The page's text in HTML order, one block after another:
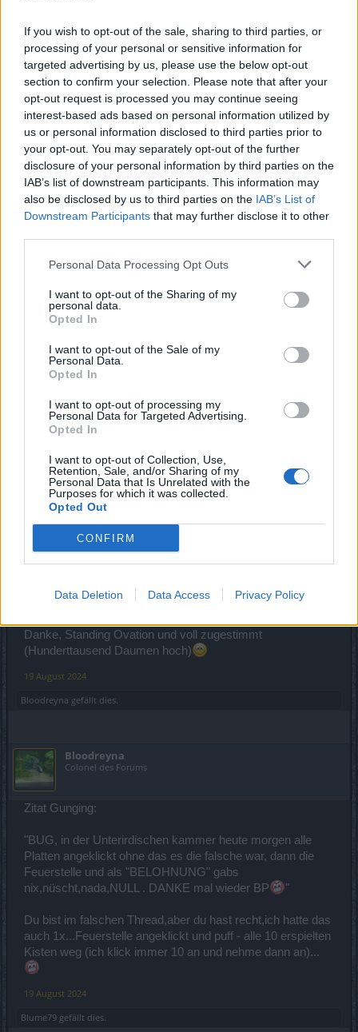
If you wish to opt-out of the sale, sharing to third parties, or
processing of your personal or sensitive information for
targeted advertising by us, please use the below opt-out
section to confirm your selection. Please note that after your
opt-out request is processed you may continue seeing
interest-based ads based on personal information utilized by
us or personal information disclosed to third parties prior to
your opt-out. You may separately opt-out of the further
disclosure of your personal information by third parties on the
IAB’s list of downstream participants. This information may
also be disclosed by us to third parties on the IAB’s List of
Downstream Participants that may further disclose it to other
Personal Data Processing Opt Outs
I want to opt-out of the Sharing of my
personal data.
Opted In
I want to opt-out of the Sale of my
Personal Data.
Opted In
I want to opt-out of processing my
Personal Data for Targeted Advertising.
Opted In
I want to opt-out of Collection, Use,
Retention, Sale, and/or Sharing of my
Personal Data that Is Unrelated with the
Purposes for which it was collected.
Opted Out
CONFIRM
Data Deletion Data Access Privacy Policy
Anreiz, als für Ander sinnlose (wie ein Freund schreibt)
Glückskisten zu verkaufen.
Bitte BP, bringt für die Münzen und Token, nützliche Dinge
zu den Händlern, um Sie umzusetzten!!
Es ist leider so, daß immer neue Währungen ins Spiel
gebracht werden und schon beim 2. Mal
gibt es nix nützliches dafür!
18 August 2024
steffenfuerstgefällt dies.
Colonel des Forums
Hab nur diese Glücksbeutel für Sonnenmünzen gekauft.
DK und Zwergi wieder nix mit Hachi Hund,letzterer auch
Liebe BP - Leutchen: ihr könnt euch euer Glücksgedönse
jetzt sonstwo hinstecken,mir reicht's mit diesen
19 August 2024
und
jordywinchester
Boardveteran
Dropwahrscheinlichkeiten!
Danke, Standing Ovation und voll zugestimmt
(Hunderttausend Daumen hoch)
19 August 2024
Bloodreyna gefällt dies.
Bloodreyna
Colonel des Forums
Zitat Gunging:
"BUG, in der Unterirdischen kammer heute morgen alle
Platten angeklickt ohne das es die falsche war, dann die
Feuerstelle und als "BELOHNUNG" gabs
nix,nüscht,nada,NULL . DANKE mal wieder BP
"
Du bist im falschen Thread,aber du hast recht,ich hatte das
auch 1x...Feuerstelle angeklickt und puff - alle 10 erspielten
Kisten weg (ich klick immer 10 an und nehme dann an)...
19 August 2024
Blume79 gefällt dies.